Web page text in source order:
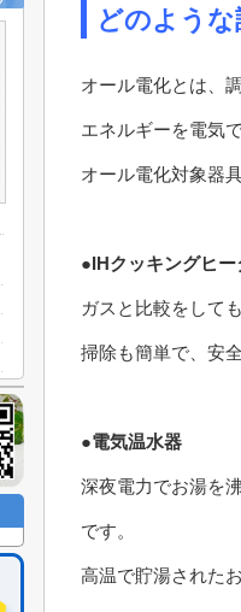
どのような
オール電化とは、
エネルギーを電気
オール電化対象器
●IHクッキングヒー
ガスと比較をして
掃除も簡単で、安
●電気温水器
深夜電力でお湯を
です。
高温で貯湯された